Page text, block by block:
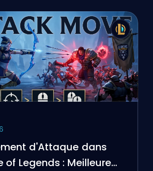
d'Attaque dans
of Legends : Meilleures